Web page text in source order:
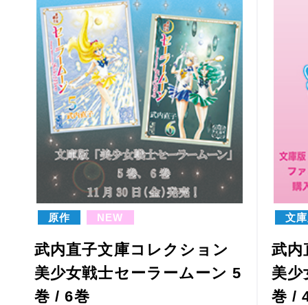
入の方には特典としてクリアし
おりをプレゼント！
原作 NEW
武内直子文庫コレクション
美少女戦士セーラームーン 5
巻 / 6巻
文
武内
美少
巻 /